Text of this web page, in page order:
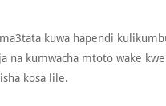
kuwa hapendi
na kumwacha mtoto wake
kosa lile.